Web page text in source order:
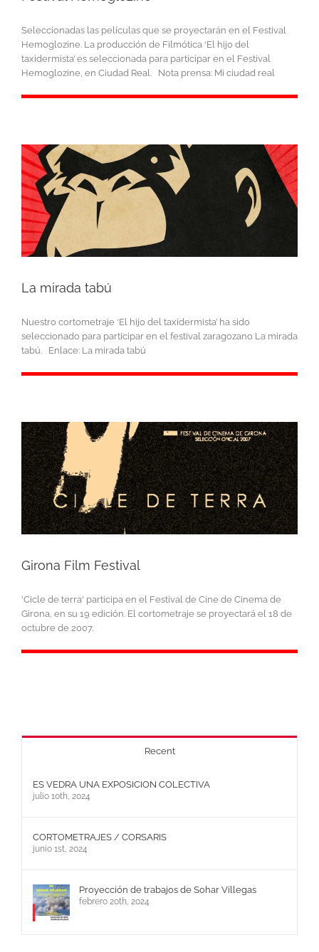
Seleccionadas las películas que se proyectarán en el Festival
Hemoglozine. La producción de Filmótica ‘El hijo del
taxidermista’ es seleccionada para participar en el Festival
Hemoglozine, en Ciudad Real. Nota prensa: Mi ciudad real
La mirada tabú
Nuestro cortometraje ‘El hijo del taxidermista’ ha sido
seleccionado para participar en el festival zaragozano La mirada
tabú. Enlace: La mirada tabú
Girona Film Festival
'Cicle de terra' participa en el Festival de Cine de Cinema de
Girona, en su 19 edición. El cortometraje se proyectará el 18 de
octubre de 2007.
Recent
ES VEDRA UNA EXPOSICION COLECTIVA
julio 10th, 2024
CORTOMETRAJES / CORSARIS
junio 1st, 2024
Proyección de trabajos de Sohar Villegas
febrero 20th, 2024